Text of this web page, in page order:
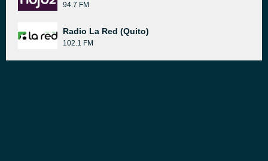
94.7 FM
Radio La Red (Quito)
102.1 FM